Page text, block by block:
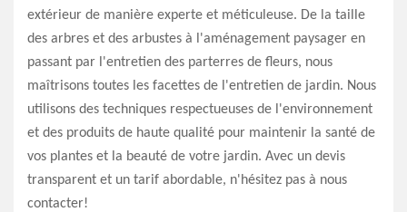
extérieur de manière experte et méticuleuse. De la taille
des arbres et des arbustes à l'aménagement paysager en
passant par l'entretien des parterres de fleurs, nous
maîtrisons toutes les facettes de l'entretien de jardin. Nous
utilisons des techniques respectueuses de l'environnement
et des produits de haute qualité pour maintenir la santé de
vos plantes et la beauté de votre jardin. Avec un devis
transparent et un tarif abordable, n'hésitez pas à nous
contacter!